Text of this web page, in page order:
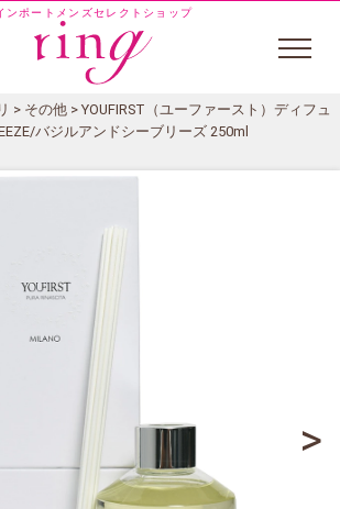
ンポートメンズセレクトショップ
> その他 > YOUFIRST（ユーファースト）ディフュ
バジルアンドシーブリーズ 250ml